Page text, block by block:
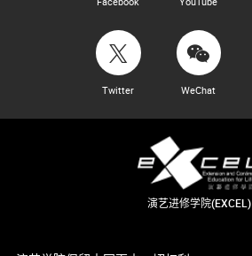
Twitter WeChat
演艺进修学院(EXCEL)